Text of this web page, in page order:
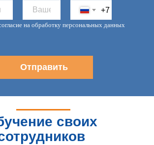
+7
на обработку персональных данных
Отправить
своих